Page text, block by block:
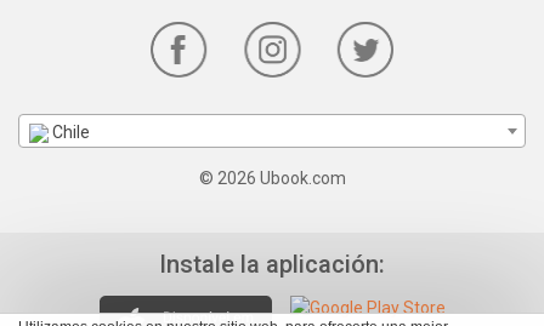
Chile
© 2026 Ubook.com
Instale la aplicación: